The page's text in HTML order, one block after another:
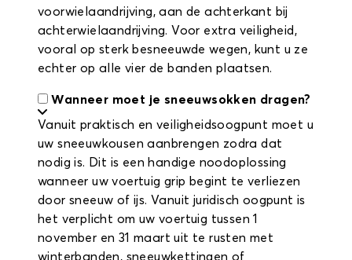
voorwielaandrijving, aan de achterkant bij
achterwielaandrijving. Voor extra veiligheid,
vooral op sterk besneeuwde wegen, kunt u ze
echter op alle vier de banden plaatsen.
Wanneer moet je sneeuwsokken dragen?
Vanuit praktisch en veiligheidsoogpunt moet u
uw sneeuwkousen aanbrengen zodra dat
nodig is. Dit is een handige noodoplossing
wanneer uw voertuig grip begint te verliezen
door sneeuw of ijs. Vanuit juridisch oogpunt is
het verplicht om uw voertuig tussen 1
november en 31 maart uit te rusten met
winterbanden, sneeuwkettingen of